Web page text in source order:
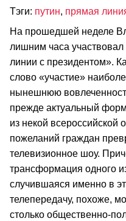
Тэги: путин, прямая
На прошедшей неделе
лишним часа
линии с президентом».
слово «участие»
нынешнюю
прежде актуальный
из некой
пожеланий граждан
телевизионное шоу.
трансформация одного
случившаяся именно в
телепередачу, похоже,
столько общественно-